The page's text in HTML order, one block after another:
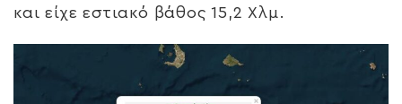
και είχε εστιακό βάθος 15,2 Χλμ.